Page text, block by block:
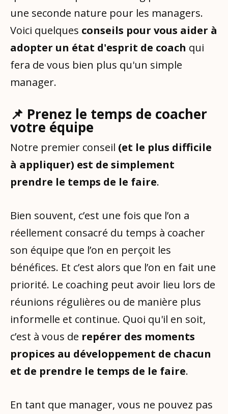
une seconde nature pour les managers.
Voici quelques conseils pour vous aider à
adopter un état d'esprit de coach qui
fera de vous bien plus qu'un simple
manager.
📌 Prenez le temps de coacher
votre équipe
Notre premier conseil (et le plus difficile
à appliquer) est de simplement
prendre le temps de le faire.
Bien souvent, c’est une fois que l’on a
réellement consacré du temps à coacher
son équipe que l’on en perçoit les
bénéfices. Et c’est alors que l’on en fait une
priorité. Le coaching peut avoir lieu lors de
réunions régulières ou de manière plus
informelle et continue. Quoi qu'il en soit,
c’est à vous de repérer des moments
propices au développement de chacun
et de prendre le temps de le faire.
En tant que manager, vous ne pouvez pas